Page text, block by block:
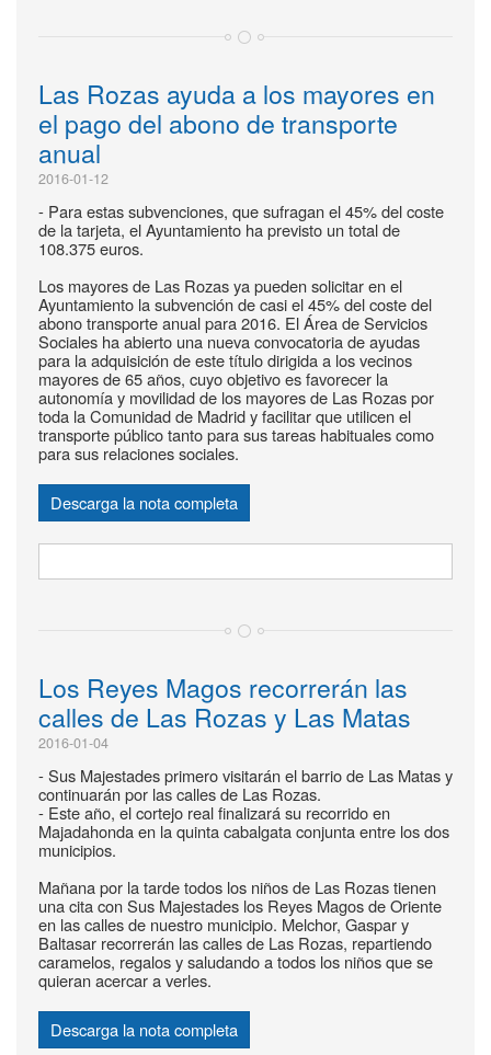
Las Rozas ayuda a los mayores en
el pago del abono de transporte
anual
2016-01-12
- Para estas subvenciones, que sufragan el 45% del coste
de la tarjeta, el Ayuntamiento ha previsto un total de
108.375 euros.
Los mayores de Las Rozas ya pueden solicitar en el
Ayuntamiento la subvención de casi el 45% del coste del
abono transporte anual para 2016. El Área de Servicios
Sociales ha abierto una nueva convocatoria de ayudas
para la adquisición de este título dirigida a los vecinos
mayores de 65 años, cuyo objetivo es favorecer la
autonomía y movilidad de los mayores de Las Rozas por
toda la Comunidad de Madrid y facilitar que utilicen el
transporte público tanto para sus tareas habituales como
para sus relaciones sociales.
Descarga la nota completa
Los Reyes Magos recorrerán las
calles de Las Rozas y Las Matas
2016-01-04
- Sus Majestades primero visitarán el barrio de Las Matas y
continuarán por las calles de Las Rozas.
- Este año, el cortejo real finalizará su recorrido en
Majadahonda en la quinta cabalgata conjunta entre los dos
municipios.
Mañana por la tarde todos los niños de Las Rozas tienen
una cita con Sus Majestades los Reyes Magos de Oriente
en las calles de nuestro municipio. Melchor, Gaspar y
Baltasar recorrerán las calles de Las Rozas, repartiendo
caramelos, regalos y saludando a todos los niños que se
quieran acercar a verles.
Descarga la nota completa